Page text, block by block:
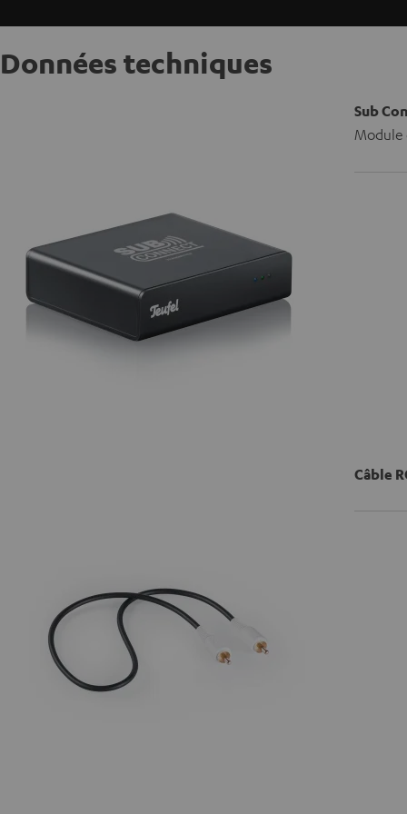
Données techniques
Sub
Module
Câble